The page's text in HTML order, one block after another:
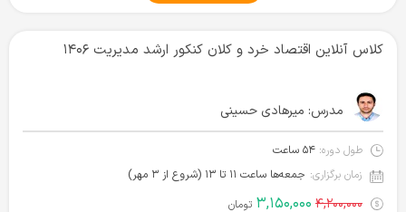
کلاس آنلاین اقتصاد خرد و کلان کنکور ارشد مدیریت ۱۴۰۶
مدرس: میرهادی حسینی
طول دوره: ۵۴ ساعت
زمان برگزاری: جمعه‌ها ساعت ۱۱ تا ۱۳ (شروع از ۳ مهر)
۴,۲۰۰,۰۰۰ ۳,۱۵۰,۰۰۰ تومان